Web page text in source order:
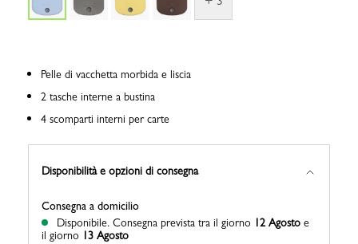
Pelle di vacchetta morbida e liscia
2 tasche interne a bustina
4 scomparti interni per carte
Disponibilità e opzioni di consegna
Consegna a domicilio
Disponibile. Consegna prevista tra il giorno 12 Agosto e
il giorno 13 Agosto